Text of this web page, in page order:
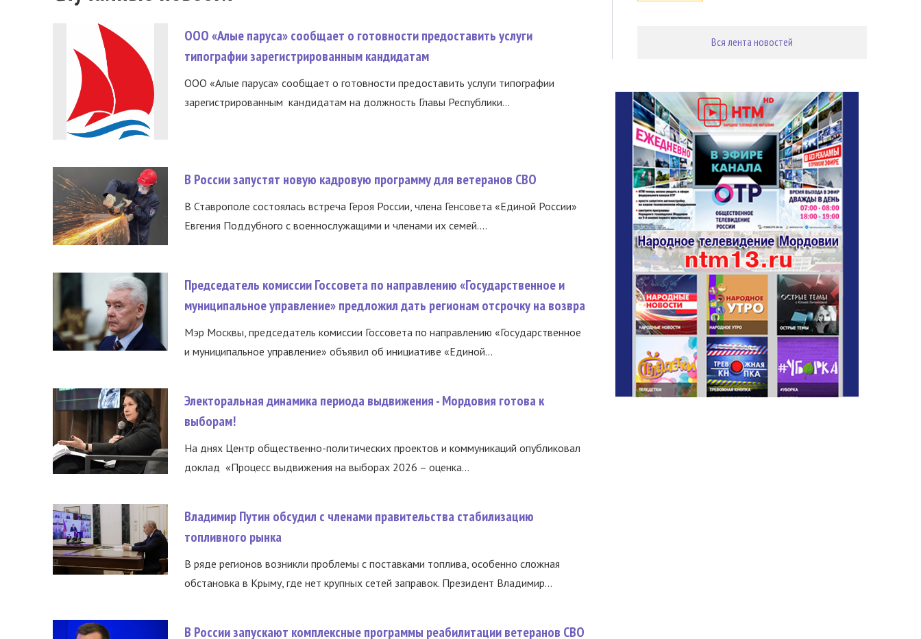
ООО «Алые паруса» сообщает о готовности предоставить услуги
типографии зарегистрированным кандидатам
ООО «Алые паруса» сообщает о готовности предоставить услуги типографии
зарегистрированным кандидатам на должность Главы Республики...
В России запустят новую кадровую программу для ветеранов СВО
В Ставрополе состоялась встреча Героя России, члена Генсовета «Единой России»
Евгения Поддубного с военнослужащими и членами их семей....
Председатель комиссии Госсовета по направлению «Государственное и
муниципальное управление» предложил дать регионам отсрочку на возвра
Мэр Москвы, председатель комиссии Госсовета по направлению «Государственное
и муниципальное управление» объявил об инициативе «Единой...
Электоральная динамика периода выдвижения - Мордовия готова к
выборам!
На днях Центр общественно-политических проектов и коммуникаций опубликовал
доклад «Процесс выдвижения на выборах 2026 – оценка...
Владимир Путин обсудил с членами правительства стабилизацию
топливного рынка
В ряде регионов возникли проблемы с поставками топлива, особенно сложная
обстановка в Крыму, где нет крупных сетей заправок. Президент Владимир...
В России запускают комплексные программы реабилитации ветеранов СВО
Вся лента новостей